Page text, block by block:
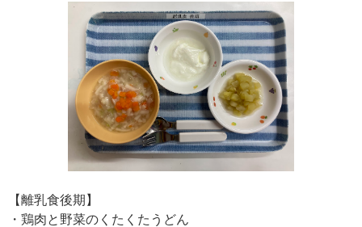
【離乳食後期】
・鶏肉と野菜のくたくたうどん